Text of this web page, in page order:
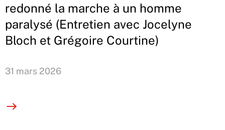
redonné la marche à un homme
paralysé (Entretien avec Jocelyne
Bloch et Grégoire Courtine)
31 mars 2026